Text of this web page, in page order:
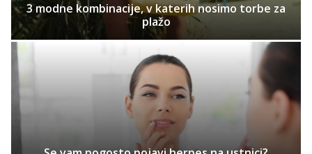
3 modne kombinacije, v katerih nosimo torbe za
plažo